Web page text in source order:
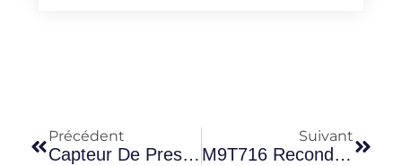
Précédent
Capteur De Pression Rampe Sur M9T716 : Quand Faut-Il Le Remplacer Après Un Reconditionnement ?
Suivant
M9T716 Reconditionné : Faut-Il Changer Le Radiateur D’huile En Même Temps ?